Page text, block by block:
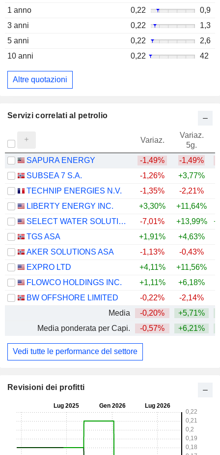
1 anno
0,22
0,9
3 anni
0,22
1,3
5 anni
0,22
2,6
10 anni
0,22 42
Altre quotazioni
Servizi correlati al petrolio
Variaz.
Variaz.
5g.
SAPURA ENERGY -1,49% -1,49%
SUBSEA 7 S.A.
-1,26% +3,77%
TECHNIP ENERGIES N.V.
-1,35% -2,21%
LIBERTY ENERGY INC.
+3,30% +11,64%
SELECT WATER SOLUTIONS, INC.
-7,01% +13,99%
TGS ASA
+1,91% +4,63%
AKER SOLUTIONS ASA
-1,13% -0,43%
EXPRO LTD
+4,11% +11,56%
FLOWCO HOLDINGS INC.
+1,11% +6,18%
BW OFFSHORE LIMITED
-0,22% -2,14%
Media
-0,20% +5,71%
Media ponderata per Capi.
-0,57% +6,21%
Vedi tutte le performance del settore
Revisioni dei profitti